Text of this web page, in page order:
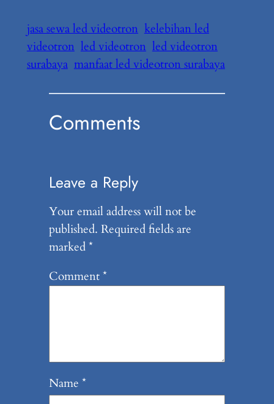
jasa sewa led videotron kelebihan led
videotron led videotron led videotron
surabaya manfaat led videotron surabaya
Comments
Leave a Reply
Your email address will not be
published. Required fields are
marked*
Comment*
Name *